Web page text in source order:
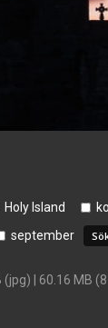
Holy Island
september
| 60.16 MB